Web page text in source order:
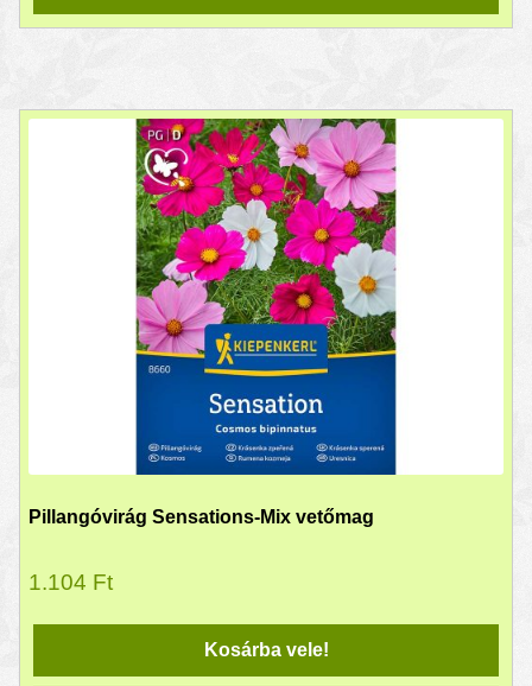
Pillangóvirág Sensations-Mix vetőmag
1.104 Ft
Kosárba vele!